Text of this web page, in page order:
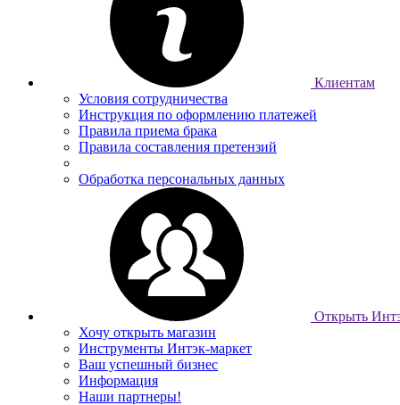
Клиентам
Условия сотрудничества
Инструкция по оформлению платежей
Правила приема брака
Правила составления претензий
Обработка персональных данных
Открыть
Хочу открыть магазин
Инструменты Интэк-маркет
Ваш успешный бизнес
Информация
Наши партнеры!